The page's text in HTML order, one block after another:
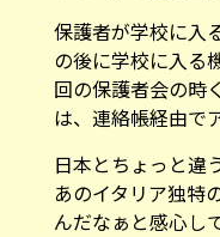
保護者が学校に入
の後に学校に入る
回の保護者会の時
は、連絡帳経由で
日本とちょっと違
あのイタリア独特
んだなぁと感心し